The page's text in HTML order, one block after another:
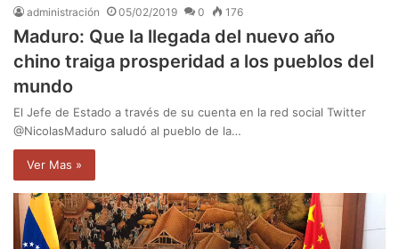
administración 05/02/2019 0 176
Maduro: Que la llegada del nuevo año
chino traiga prosperidad a los pueblos del
mundo
El Jefe de Estado a través de su cuenta en la red social Twitter
@NicolasMaduro saludó al pueblo de la…
Ver Mas »